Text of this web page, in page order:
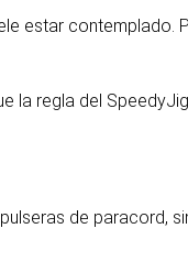
estar contemplado.
la regla del
de paracord,